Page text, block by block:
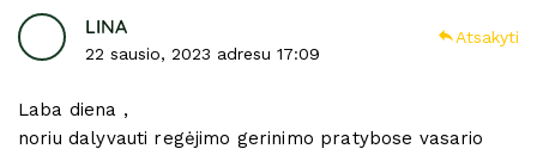
LINA
22 sausio, 2023 adresu 17:09
Atsakyti
Laba diena ,
noriu dalyvauti regėjimo gerinimo pratybose vasario